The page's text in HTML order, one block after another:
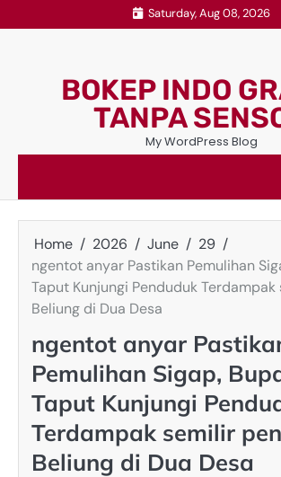
to
Saturday, Aug 08, 2026
BOKEP INDO
TANPA
My WordPress Blog
Home 2026 June
29
ngentot anyar ‎Pastikan Pemulihan
Taput Kunjungi Penduduk
Beliung di Dua Desa
ngentot anyar
Pemulihan Sigap,
Taput Kunjungi
Terdampak semilir
Beliung di Dua Desa